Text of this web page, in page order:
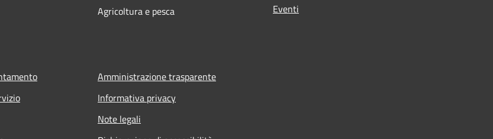
Agricoltura e pesca
Eventi
Amministrazione trasparente
Informativa privacy
Note legali